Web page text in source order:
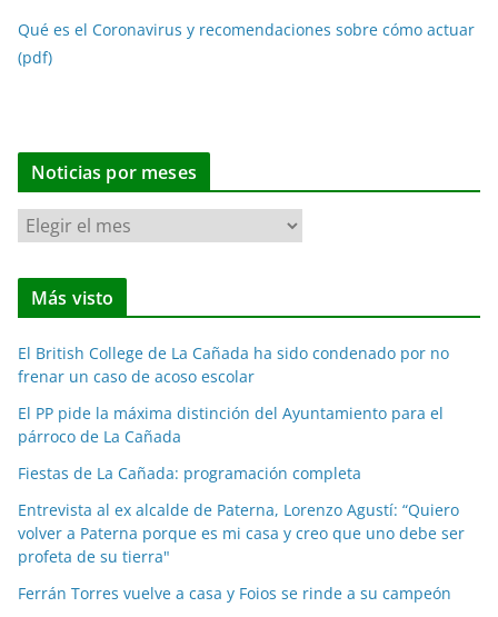
Qué es el Coronavirus y recomendaciones sobre cómo actuar
(pdf)
Noticias por meses
N
o
t
i
a
s
p
o
m
e
Más visto
El British College de La Cañada ha sido condenado por no
frenar un caso de acoso escolar
El PP pide la máxima distinción del Ayuntamiento para el
párroco de La Cañada
Fiestas de La Cañada: programación completa
Entrevista al ex alcalde de Paterna, Lorenzo Agustí: “Quiero
volver a Paterna porque es mi casa y creo que uno debe ser
profeta de su tierra"
Ferrán Torres vuelve a casa y Foios se rinde a su campeón